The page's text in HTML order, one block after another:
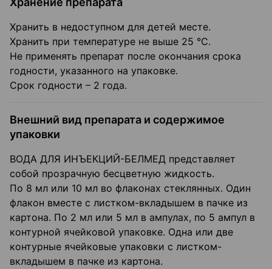
Хранить в недоступном для детей месте.
Хранить при температуре не выше 25 °C.
Не применять препарат после окончания срока
годности, указанного на упаковке.
Срок годности – 2 года.
Внешний вид препарата и содержимое
упаковки
ВОДА ДЛЯ ИНЪЕКЦИЙ-БЕЛМЕД представляет
собой прозрачную бесцветную жидкость.
По 8 мл или 10 мл во флаконах стеклянных. Один
флакон вместе с листком-вкладышем в пачке из
картона. По 2 мл или 5 мл в ампулах, по 5 ампул в
контурной ячейковой упаковке. Одна или две
контурные ячейковые упаковки с листком-
вкладышем в пачке из картона.